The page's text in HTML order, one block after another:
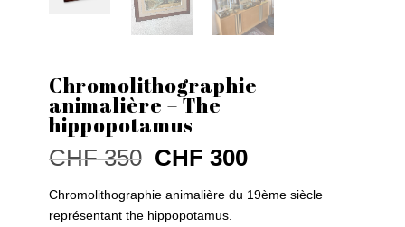
Chromolithographie
animalière – The
hippopotamus
CHF350 Le
initial
était :
CHF 300Le
actuel
Chromolithographie animalière du 19ème siècle
représentant the hippopotamus.